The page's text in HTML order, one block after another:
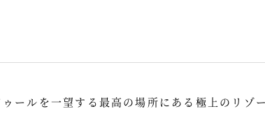
ールを一望する最高の場所にある極上のリゾ